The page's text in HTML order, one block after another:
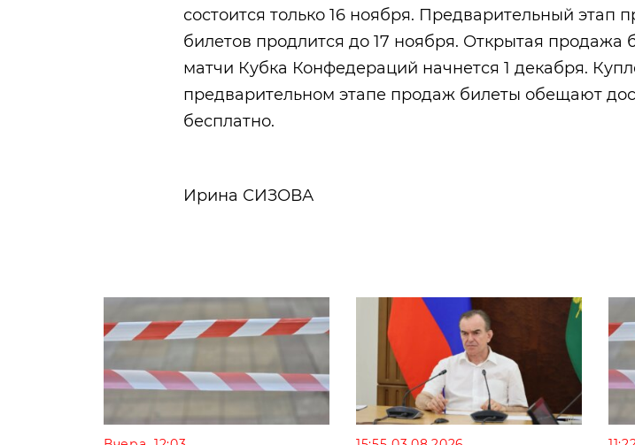
состоится только 16 ноября. Предварительный этап
билетов продлится до 17 ноября. Открытая продажа
матчи Кубка Конфедераций начнется 1 декабря.
предварительном этапе продаж билеты обещают
бесплатно.
Ирина СИЗОВА